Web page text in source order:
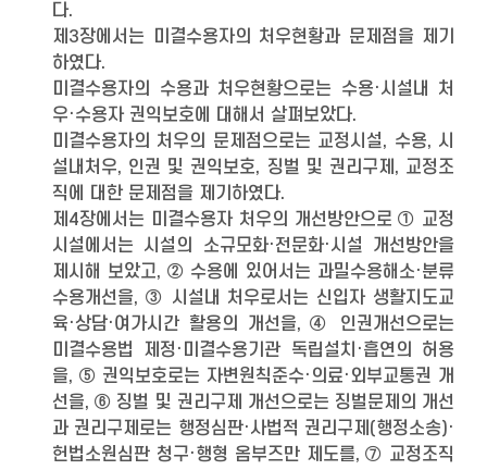
다.
제3장에서는 미결수용자의 처우현황과 문제점을 제기
하였다.
미결수용자의 수용과 처우현황으로는 수용·시설내 처
우·수용자 권익보호에 대해서 살펴보았다.
미결수용자의 처우의 문제점으로는 교정시설, 수용, 시
설내처우, 인권 및 권익보호, 징벌 및 권리구제, 교정조
직에 대한 문제점을 제기하였다.
제4장에서는 미결수용자 처우의 개선방안으로 ① 교정
시설에서는 시설의 소규모화·전문화·시설 개선방안을
제시해 보았고, ② 수용에 있어서는 과밀수용해소·분류
수용개선을, ③ 시설내 처우로서는 신입자 생활지도교
육·상담·여가시간 활용의 개선을, ④ 인권개선으로는
미결수용법 제정·미결수용기관 독립설치·흡연의 허용
을, ⑤ 권익보호로는 자변원칙준수·의료·외부교통권 개
선을, ⑥ 징벌 및 권리구제 개선으로는 징벌문제의 개선
과 권리구제로는 행정심판·사법적 권리구제(행정소송)·
헌법소원심판 청구·행형 옴부즈만 제도를, ⑦ 교정조직